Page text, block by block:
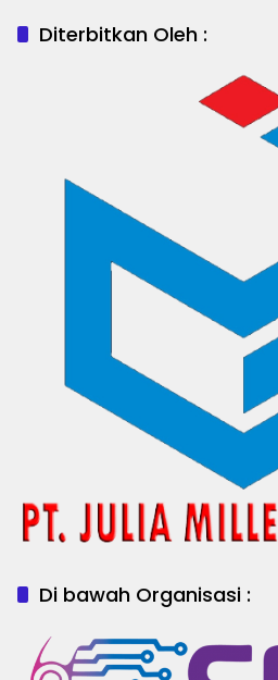
Diterbitkan Oleh :
Di bawah Organisasi :